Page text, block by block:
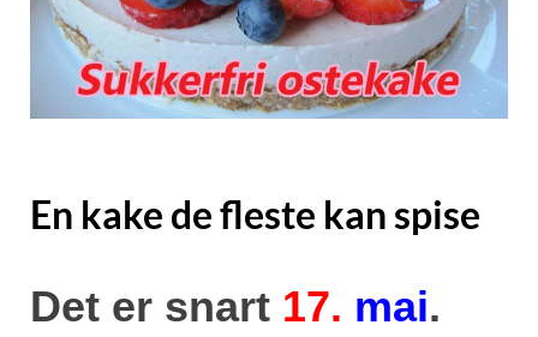
En kake de fleste kan spise
Det er snart 17. mai.